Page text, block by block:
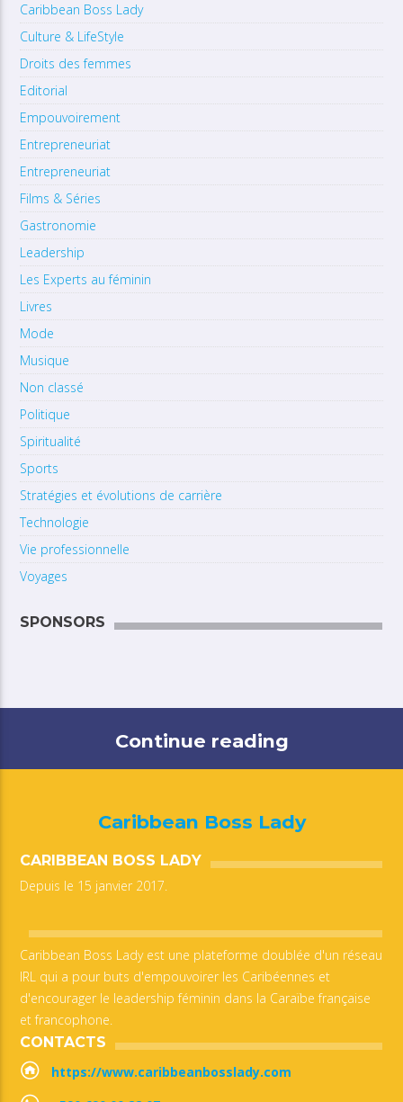
Caribbean Boss Lady
Culture & LifeStyle
Droits des femmes
Editorial
Empouvoirement
Entrepreneuriat
Entrepreneuriat
Films & Séries
Gastronomie
Leadership
Les Experts au féminin
Livres
Mode
Musique
Non classé
Politique
Spiritualité
Sports
Stratégies et évolutions de carrière
Technologie
Vie professionnelle
Voyages
SPONSORS
Continue reading
Caribbean Boss Lady
CARIBBEAN BOSS LADY
Depuis le 15 janvier 2017.
Caribbean Boss Lady est une plateforme doublée d'un réseau
IRL qui a pour buts d'empouvoirer les Caribéennes et
d'encourager le leadership féminin dans la Caraïbe française
et francophone.
CONTACTS
https://www.caribbeanbosslady.com